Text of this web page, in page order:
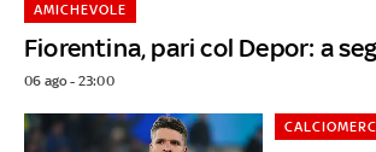
Fiorentina, pari col Depor: a
AMICHEVOLE
06 ago - 23:00